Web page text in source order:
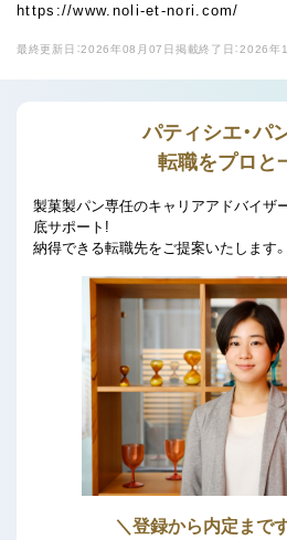
https://www.noli-et-nori.com/
最終更新日：2026年08月07日 掲載終了日：2026年
パティシエ・パ
転職をプロと
製菓製パン専任のキャリアアドバイザ
底サポート!
納得できる転職先をご提案いたします。
＼登録から内定まで